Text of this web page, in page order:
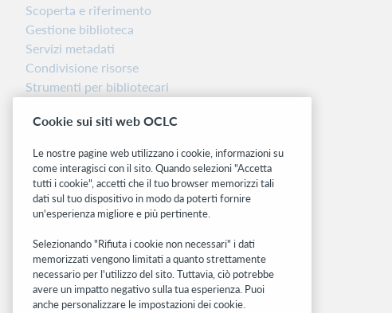
Scoperta e riferimento
Gestione biblioteca
Servizi metadati
Condivisione risorse
Strumenti per bibliotecari
Dashboard di stato del sistema
Siti correlati
OCLC.org
BibFormats
Community
Ricerca
WebJunction
Rete sviluppatori
Cookie sui siti web OCLC
Le nostre pagine web utilizzano i cookie, informazioni su
come interagisci con il sito. Quando selezioni "Accetta
tutti i cookie", accetti che il tuo browser memorizzi tali
dati sul tuo dispositivo in modo da poterti fornire
un'esperienza migliore e più pertinente.
Selezionando "Rifiuta i cookie non necessari" i dati
memorizzati vengono limitati a quanto strettamente
necessario per l'utilizzo del sito. Tuttavia, ciò potrebbe
avere un impatto negativo sulla tua esperienza. Puoi
anche personalizzare le impostazioni dei cookie.